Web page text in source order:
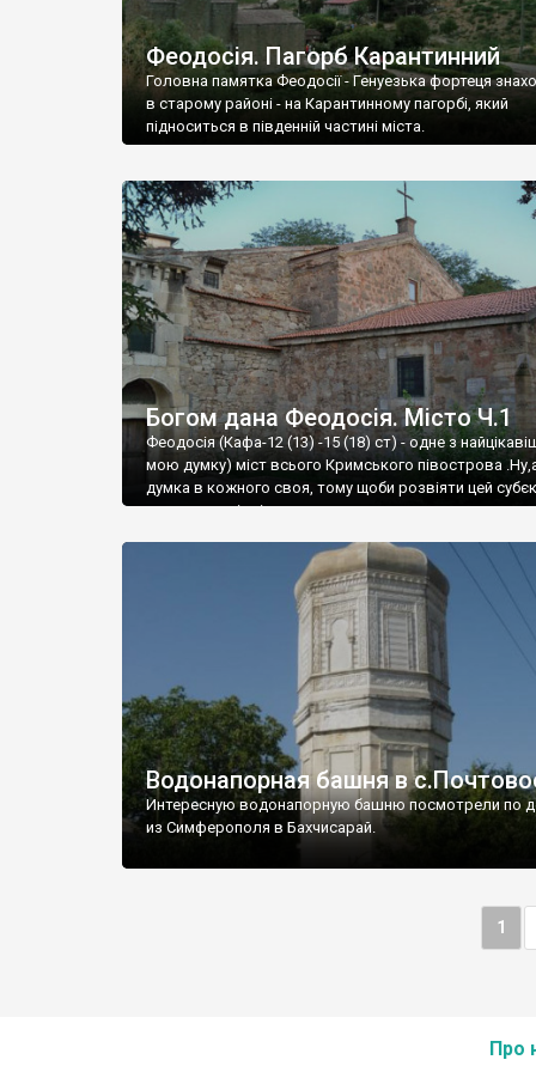
Феодосія. Пагорб Карантинний
Головна памятка Феодосії - Генуезька фортеця
в старому районі - на Карантинному пагорбі, який
підноситься в південній частині міста.
Богом дана Феодосія. Місто Ч.1
Феодосія (Кафа-12 (13) -15 (18) ст) - одне з
мою думку) міст всього Кримського півострова
думка в кожного своя, тому щоби розвіяти цей
запрошую відвідати це
Водонапорная башня в
Интересную водонапорную башню посмотрели по
из Симферополя в Бахчисарай.
1
Про